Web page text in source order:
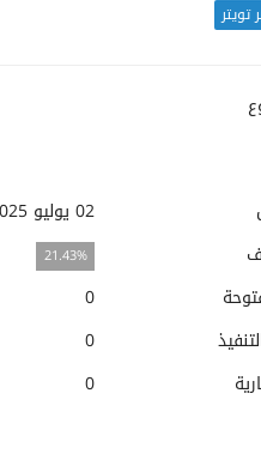
02 يوليو 2025
21.43%
0
0
0